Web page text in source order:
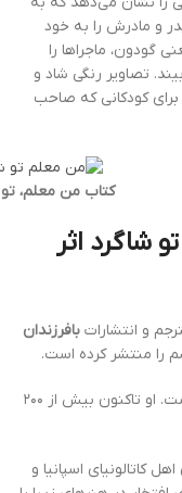
و مادرش را به خود
گودون، ماجراها را
تصاویر رنگی شاد و
کودکانی که صاحب
کتاب من معلم،
شاگرد اثر
و انتشارات بافرزندان
را منتشر کرده است.
نویسنده‌ای فرانسوی و متولد ۱۹۵۴ است. او تاکنون بیش از ۲۰۰
کاتالونیای اسپانیا و